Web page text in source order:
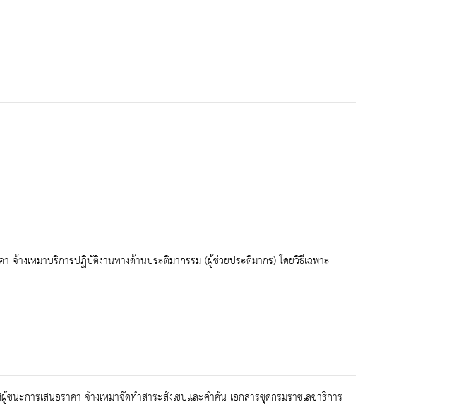
จ้างเหมาบริการปฏิบัติงานทางด้านประติมากรรม (ผู้ช่วยประติมากร) โดยวิธีเฉพาะ
นะการเสนอราคา จ้างเหมาจัดทำสาระสังเขปและคำค้น เอกสารชุดกรมราชเลขาธิการ